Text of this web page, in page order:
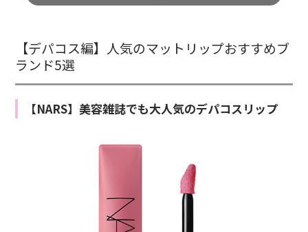
【デパコス編】人気のマットリップおすすめブ
ランド5選
【NARS】美容雑誌でも大人気のデパコスリップ